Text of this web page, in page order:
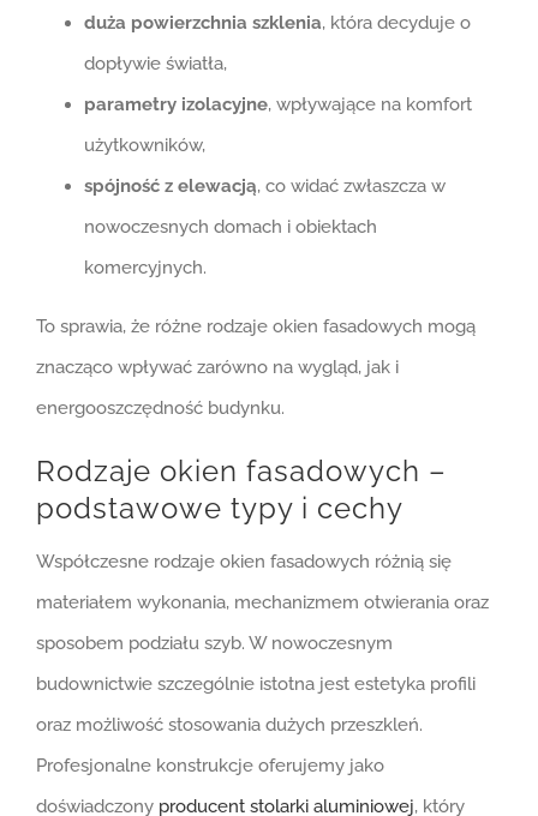
duża powierzchnia szklenia, która decyduje o
dopływie światła,
parametry izolacyjne, wpływające na komfort
użytkowników,
spójność z elewacją, co widać zwłaszcza w
nowoczesnych domach i obiektach
komercyjnych.
To sprawia, że różne rodzaje okien fasadowych mogą
znacząco wpływać zarówno na wygląd, jak i
energooszczędność budynku.
Rodzaje okien fasadowych –
podstawowe typy i cechy
Współczesne rodzaje okien fasadowych różnią się
materiałem wykonania, mechanizmem otwierania oraz
sposobem podziału szyb. W nowoczesnym
budownictwie szczególnie istotna jest estetyka profili
oraz możliwość stosowania dużych przeszkleń.
Profesjonalne konstrukcje oferujemy jako
doświadczony producent stolarki aluminiowej, który